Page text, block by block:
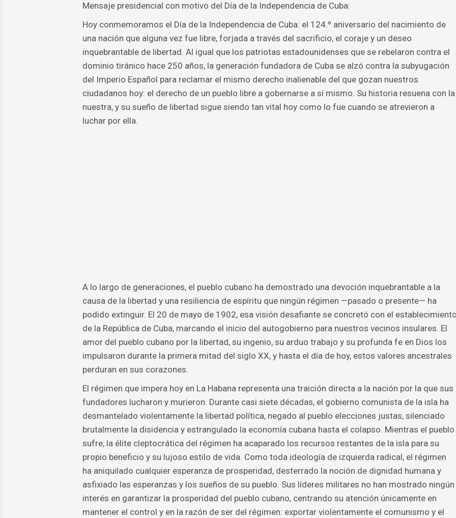
Mensaje presidencial con motivo del Día de la Independencia de Cuba:
Hoy conmemoramos el Día de la Independencia de Cuba: el 124.º aniversario del nacimiento de
una nación que alguna vez fue libre, forjada a través del sacrificio, el coraje y un deseo
inquebrantable de libertad. Al igual que los patriotas estadounidenses que se rebelaron contra el
dominio tiránico hace 250 años, la generación fundadora de Cuba se alzó contra la subyugación
del Imperio Español para reclamar el mismo derecho inalienable del que gozan nuestros
ciudadanos hoy: el derecho de un pueblo libre a gobernarse a sí mismo. Su historia resuena con la
nuestra, y su sueño de libertad sigue siendo tan vital hoy como lo fue cuando se atrevieron a
luchar por ella.
A lo largo de generaciones, el pueblo cubano ha demostrado una devoción inquebrantable a la
causa de la libertad y una resiliencia de espíritu que ningún régimen —pasado o presente— ha
podido extinguir. El 20 de mayo de 1902, esa visión desafiante se concretó con el
de la República de Cuba, marcando el inicio del autogobierno para nuestros vecinos insulares. El
amor del pueblo cubano por la libertad, su ingenio, su arduo trabajo y su profunda fe en Dios los
impulsaron durante la primera mitad del siglo XX, y hasta el día de hoy, estos valores ancestrales
perduran en sus corazones.
El régimen que impera hoy en La Habana representa una traición directa a la nación por la que sus
fundadores lucharon y murieron. Durante casi siete décadas, el gobierno comunista de la isla ha
desmantelado violentamente la libertad política, negado al pueblo elecciones justas, silenciado
brutalmente la disidencia y estrangulado la economía cubana hasta el colapso. Mientras el pueblo
sufre, la élite cleptocrática del régimen ha acaparado los recursos restantes de la isla para su
propio beneficio y su lujoso estilo de vida. Como toda ideología de izquierda radical, el régimen
ha aniquilado cualquier esperanza de prosperidad, desterrado la noción de dignidad humana y
asfixiado las esperanzas y los sueños de su pueblo. Sus líderes militares no han mostrado ningún
interés en garantizar la prosperidad del pueblo cubano, centrando su atención únicamente en
mantener el control y en la razón de ser del régimen: exportar violentamente el comunismo y el